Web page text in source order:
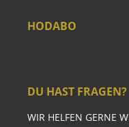
HODABO
DU HAST FRAGEN?
WIR HELFEN GERNE